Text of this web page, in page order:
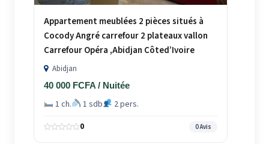
Appartement meublées 2 pièces situés à
Cocody Angré carrefour 2 plateaux vallon
Carrefour Opéra ,Abidjan Côted’Ivoire
Abidjan
40 000 FCFA / Nuitée
1 ch. 1 sdb 2 pers.
0 0 Avis